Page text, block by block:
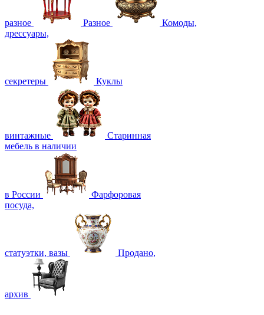
разное Разное
Комоды,
дрессуары,
секретеры Куклы
винтажные
Старинная
мебель в наличии
в России
Фарфоровая
посуда,
статуэтки, вазы Продано,
архив